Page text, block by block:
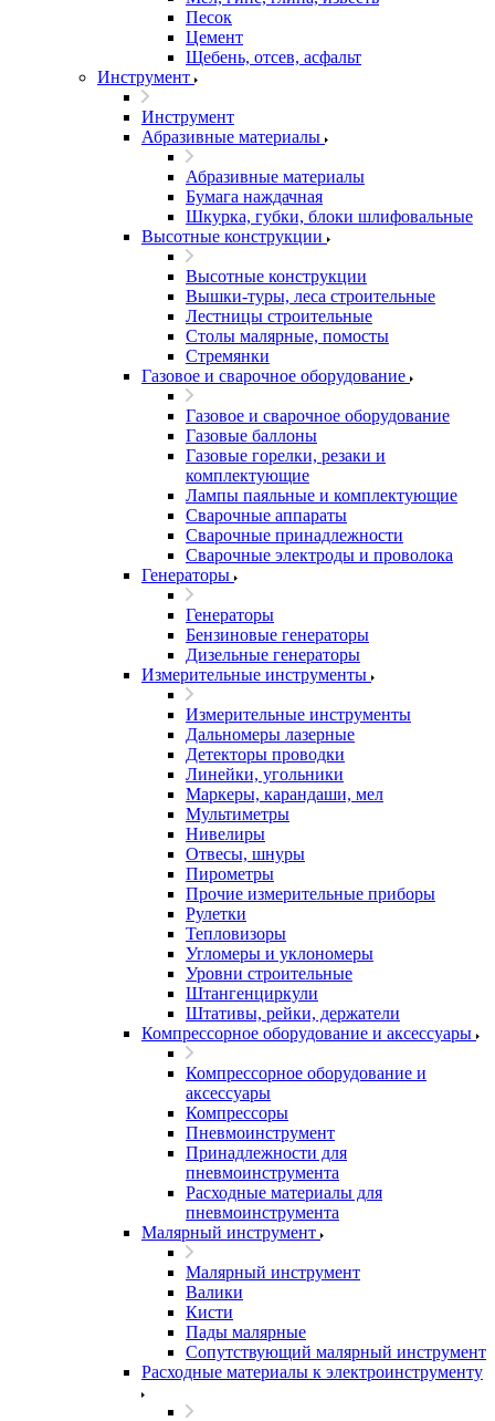
Песок
Цемент
Щебень, отсев, асфальт
Инструмент
Инструмент
Абразивные материалы
Абразивные материалы
Бумага наждачная
Шкурка, губки, блоки шлифовальные
Высотные конструкции
Высотные конструкции
Вышки-туры, леса строительные
Лестницы строительные
Столы малярные, помосты
Стремянки
Газовое и сварочное оборудование
Газовое и сварочное оборудование
Газовые баллоны
Газовые горелки, резаки и
комплектующие
Лампы паяльные и комплектующие
Сварочные аппараты
Сварочные принадлежности
Сварочные электроды и проволока
Генераторы
Генераторы
Бензиновые генераторы
Дизельные генераторы
Измерительные инструменты
Измерительные инструменты
Дальномеры лазерные
Детекторы проводки
Линейки, угольники
Маркеры, карандаши, мел
Мультиметры
Нивелиры
Отвесы, шнуры
Пирометры
Прочие измерительные приборы
Рулетки
Тепловизоры
Угломеры и уклономеры
Уровни строительные
Штангенциркули
Штативы, рейки, держатели
Компрессорное оборудование и аксессуары
Компрессорное оборудование и
аксессуары
Компрессоры
Пневмоинструмент
Принадлежности для
пневмоинструмента
Расходные материалы для
пневмоинструмента
Малярный инструмент
Малярный инструмент
Валики
Кисти
Пады малярные
Сопутствующий малярный инструмент
Расходные материалы к электроинструменту